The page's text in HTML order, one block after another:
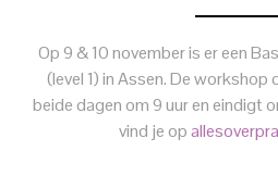
Op 9 & 10 november is er een
(level 1) in Assen. De
beide dagen om 9 uur en eindigt
vind je op